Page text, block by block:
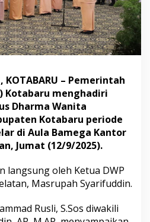
KOTABARU – Pemerintah
Kotabaru menghadiri
Dharma Wanita
Kotabaru periode
di Aula Bamega Kantor
Jumat (12/9/2025).
langsung oleh Ketua DWP
Masrupah Syarifuddin.
Rusli, S.Sos diwakili